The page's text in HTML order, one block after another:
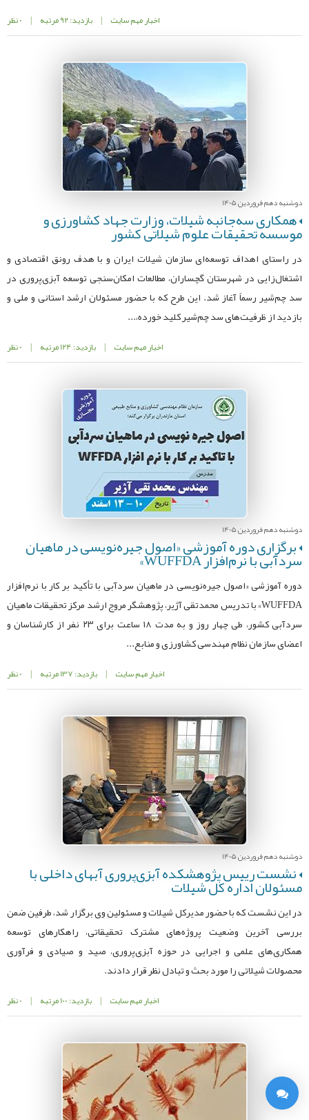
اخبار مهم سایت | بازدید: 92 مرتبه | 0 نظر
دوشنبه دهم فروردین 1405
همکاری سه‌جانبه شیلات، وزارت جهاد کشاورزی و
موسسه تحقیقات علوم شیلاتی کشور
در راستای اهداف توسعه‌ای سازمان شیلات ایران و با هدف رونق اقتصادی و
اشتغال‌زایی در شهرستان گچساران، مطالعات امکان‌سنجی توسعه آبزی‌پروری در
سد چم‌شیر رسماً آغاز شد. این طرح که با حضور مسئولان ارشد استانی و ملی و
بازدید از ظرفیت‌های سد چم‌شیر کلید خورده،...
اخبار مهم سایت | بازدید: 124 مرتبه | 0 نظر
دوشنبه دهم فروردین 1405
برگزاری دوره آموزشی «اصول جیره‌نویسی در ماهیان
سردآبی با نرم‌افزار WUFFDA»
دوره آموزشی «اصول جیره‌نویسی در ماهیان سردآبی با تأکید بر کار با نرم‌افزار
WUFFDA» با تدریس محمدتقی آژیر، پژوهشگر مروج ارشد مرکز تحقیقات ماهیان
سردآبی کشور، طی چهار روز و به مدت ۱۸ ساعت برای ۲۳ نفر از کارشناسان و
اعضای سازمان نظام مهندسی کشاورزی و منابع...
اخبار مهم سایت | بازدید: 137 مرتبه | 0 نظر
دوشنبه دهم فروردین 1405
نشست رييس پژوهشکده آبزی‌پروری آبهای داخلی با
مسئولان اداره کل شیلات
در این نشست که با حضور مدیرکل شیلات و مسئولین وی برگزار شد، طرفین ضمن
بررسی آخرین وضعیت پروژه‌های مشترک تحقیقاتی، راهکارهای توسعه
همکاری‌های علمی و اجرایی در حوزه آبزی‌پروری، صید و صیادی و فرآوری
محصولات شیلاتی را مورد بحث و تبادل نظر قرار دادند.
اخبار مهم سایت | بازدید: 100 مرتبه | 0 نظر